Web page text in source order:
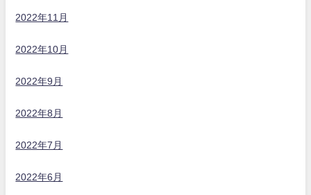
2022年11月
2022年10月
2022年9月
2022年8月
2022年7月
2022年6月